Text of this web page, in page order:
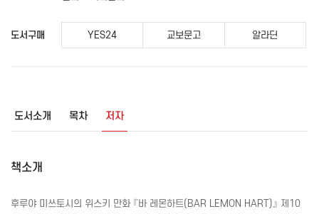
도서구매 YES24 교보문고 알라딘
도서소개 목차 저자
책소개
후루야 미쓰토시의 위스키 만화 『바 레몬하트( BAR LEMON HART
)』 제10